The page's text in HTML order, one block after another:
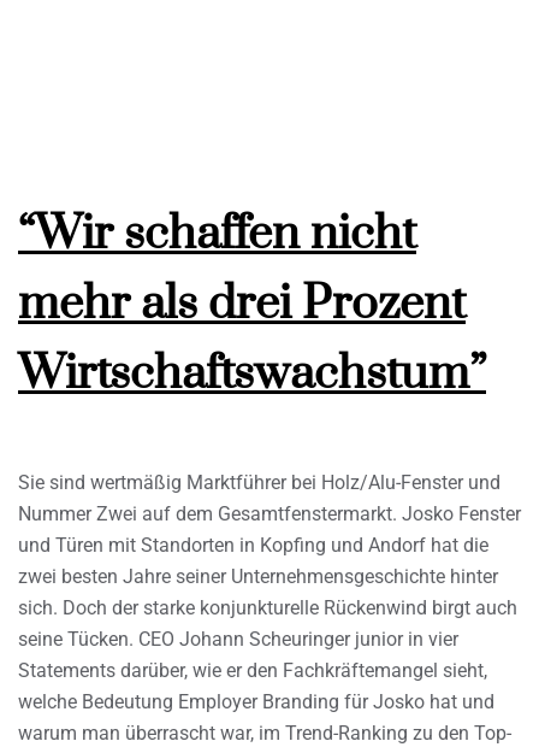
“Wir schaffen nicht
mehr als drei Prozent
Wirtschaftswachstum”
Sie sind wertmäßig Marktführer bei Holz/Alu-Fenster und
Nummer Zwei auf dem Gesamtfenstermarkt. Josko Fenster
und Türen mit Standorten in Kopfing und Andorf hat die
zwei besten Jahre seiner Unternehmensgeschichte hinter
sich. Doch der starke konjunkturelle Rückenwind birgt auch
seine Tücken. CEO Johann Scheuringer junior in vier
Statements darüber, wie er den Fachkräftemangel sieht,
welche Bedeutung Employer Branding für Josko hat und
warum man überrascht war, im Trend-Ranking zu den Top-